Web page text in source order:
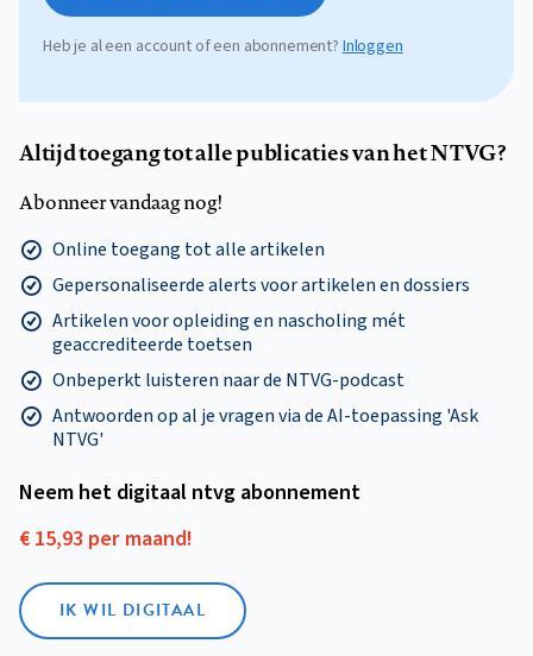
Heb je al een account of een abonnement?Inloggen
Altijd toegang tot alle publicaties van het NTVG?
Abonneer vandaag nog!
Online toegang tot alle artikelen
Gepersonaliseerde alerts voor artikelen en dossiers
Artikelen voor opleiding en nascholing mét
geaccrediteerde toetsen
Onbeperkt luisteren naar de NTVG-podcast
Antwoorden op al je vragen via de AI-toepassing 'Ask
NTVG'
Neem het digitaal ntvg abonnement
€ 15,93 per maand!
IK WIL DIGITAAL